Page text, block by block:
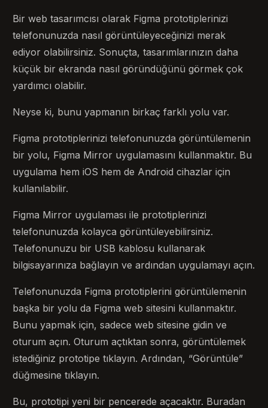
Bir web tasarımcısı olarak Figma prototiplerinizi
telefonunuzda nasıl görüntüleyeceğinizi merak
ediyor olabilirsiniz. Sonuçta, tasarımlarınızın daha
küçük bir ekranda nasıl göründüğünü görmek çok
yardımcı olabilir.
Neyse ki, bunu yapmanın birkaç farklı yolu var.
Figma prototiplerinizi telefonunuzda görüntülemenin
bir yolu, Figma Mirror uygulamasını kullanmaktır. Bu
uygulama hem iOS hem de Android cihazlar için
kullanılabilir.
Figma Mirror uygulaması ile prototiplerinizi
telefonunuzda kolayca görüntüleyebilirsiniz.
Telefonunuzu bir USB kablosu kullanarak
bilgisayarınıza bağlayın ve ardından uygulamayı açın.
Telefonunuzda Figma prototiplerini görüntülemenin
başka bir yolu da Figma web sitesini kullanmaktır.
Bunu yapmak için, sadece web sitesine gidin ve
oturum açın. Oturum açtıktan sonra, görüntülemek
istediğiniz prototipe tıklayın. Ardından, “Görüntüle”
düğmesine tıklayın.
Bu, prototipi yeni bir pencerede açacaktır. Buradan